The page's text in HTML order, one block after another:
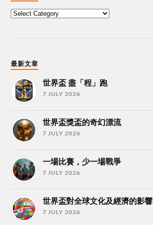
最新文章
世界盃 盡「程」跑
7 JULY 2026
世界盃獎盃的奇幻漂流
7 JULY 2026
一場比賽，少一場戰爭
7 JULY 2026
世界盃對全球文化及經濟的影響
7 JULY 2026